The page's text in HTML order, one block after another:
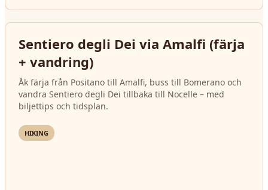
Sentiero degli Dei via Amalfi (färja
+ vandring)
Åk färja från Positano till Amalfi, buss till Bomerano och
vandra Sentiero degli Dei tillbaka till Nocelle – med
biljettips och tidsplan.
HIKING